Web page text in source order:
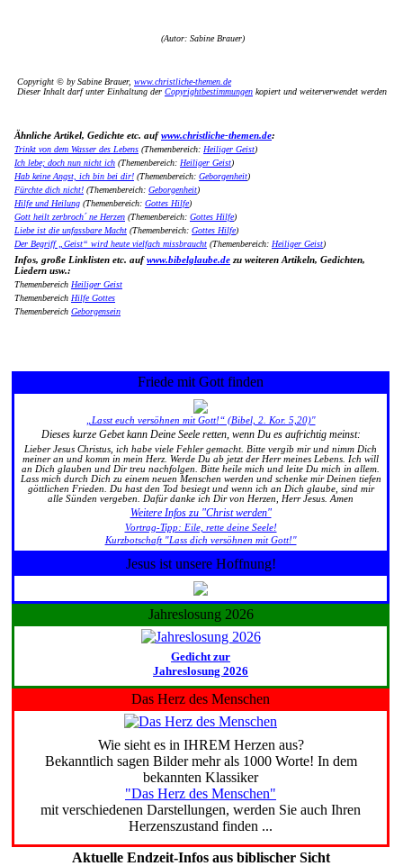
(Autor: Sabine Brauer)
Copyright © by Sabine Brauer, www.christliche-themen.de
Dieser Inhalt darf unter Einhaltung der Copyrightbestimmungen kopiert und weiterverwendet werden
Ähnliche Artikel, Gedichte etc. aufwww.christliche-themen.de:
Trinkt von dem Wasser des Lebens (Themenbereich: Heiliger Geist)
Ich lebe; doch nun nicht ich (Themenbereich: Heiliger Geist)
Hab keine Angst, ich bin bei dir! (Themenbereich: Geborgenheit)
Fürchte dich nicht! (Themenbereich: Geborgenheit)
Hilfe und Heilung (Themenbereich: Gottes Hilfe)
Gott heilt zerbroch´ ne Herzen (Themenbereich: Gottes Hilfe)
Liebe ist die unfassbare Macht (Themenbereich: Gottes Hilfe)
Der Begriff „Geist“ wird heute vielfach missbraucht (Themenbereich: Heiliger Geist)
Infos, große Linklisten etc. aufwww.bibelglaube.de zu weiteren Artikeln, Gedichten,
Liedern usw.:
Themenbereich Heiliger Geist
Themenbereich Hilfe Gottes
Themenbereich Geborgensein
Friede mit Gott finden
„Lasst euch versöhnen mit Gott!“ (Bibel, 2. Kor. 5,20)"
Dieses kurze Gebet kann Deine Seele retten, wenn Du es aufrichtig meinst:
Lieber Jesus Christus, ich habe viele Fehler gemacht. Bitte vergib mir und nimm Dich
meiner an und komm in mein Herz. Werde Du ab jetzt der Herr meines Lebens. Ich will
an Dich glauben und Dir treu nachfolgen. Bitte heile mich und leite Du mich in allem.
Lass mich durch Dich zu einem neuen Menschen werden und schenke mir Deinen tiefen
göttlichen Frieden. Du hast den Tod besiegt und wenn ich an Dich glaube, sind mir
alle Sünden vergeben. Dafür danke ich Dir von Herzen, Herr Jesus. Amen
Weitere Infos zu "Christ werden"
Vortrag-Tipp: Eile, rette deine Seele!
Kurzbotschaft "Lass dich versöhnen mit Gott!"
Jesus ist unsere Hoffnung!
Jahreslosung 2026
Gedicht zur
Jahreslosung 2026
Das Herz des Menschen
Wie sieht es in IHREM Herzen aus?
Bekanntlich sagen Bilder mehr als 1000 Worte! In dem
bekannten Klassiker
"Das Herz des Menschen"
mit verschiedenen Darstellungen, werden Sie auch Ihren
Herzenszustand finden ...
Aktuelle Endzeit-Infos aus biblischer Sicht